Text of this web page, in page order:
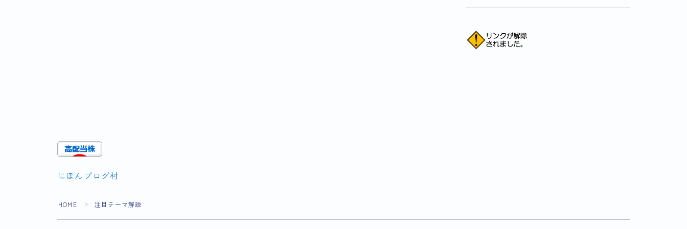
にほんブログ村
HOME ＞ 注目テーマ解説